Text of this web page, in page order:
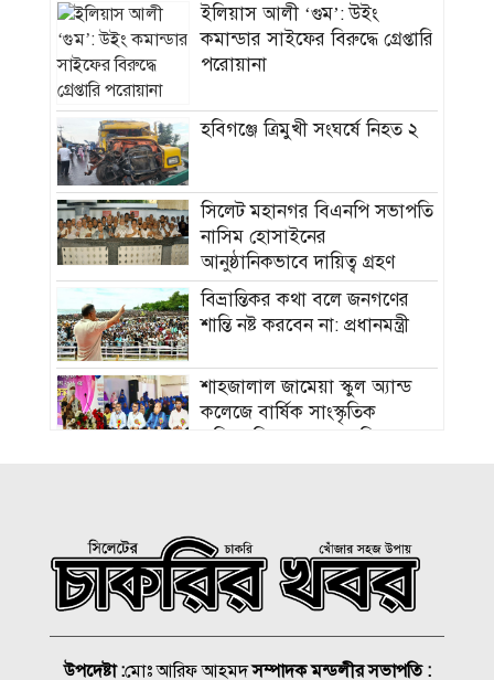
ইলিয়াস আলী ‘গুম’: উইং
কমান্ডার সাইফের বিরুদ্ধে গ্রেপ্তারি
পরোয়ানা
হবিগঞ্জে ত্রিমুখী সংঘর্ষে নিহত ২
সিলেট মহানগর বিএনপি সভাপতি
নাসিম হোসাইনের
আনুষ্ঠানিকভাবে দায়িত্ব গ্রহণ
বিভ্রান্তিকর কথা বলে জনগণের
শান্তি নষ্ট করবেন না: প্রধানমন্ত্রী
শাহজালাল জামেয়া স্কুল অ্যান্ড
কলেজে বার্ষিক সাংস্কৃতিক
প্রাথমিকের শিক্ষার্থীদের বিনামূল্যে
ইউনিফর্ম বিতরণ শুরু ১৬ আগস্ট
উপদেষ্টা :মোঃ আরিফ আহমদসম্পাদক মন্ডলীর সভাপতি :